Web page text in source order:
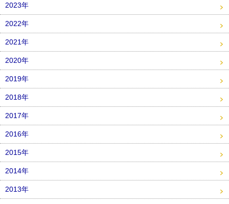
2023年
2022年
2021年
2020年
2019年
2018年
2017年
2016年
2015年
2014年
2013年